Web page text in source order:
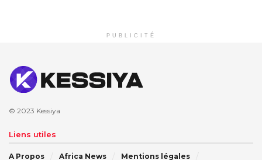
PUBLICITÉ
© 2023 Kessiya
Liens utiles
A Propos Africa News Mentions légales